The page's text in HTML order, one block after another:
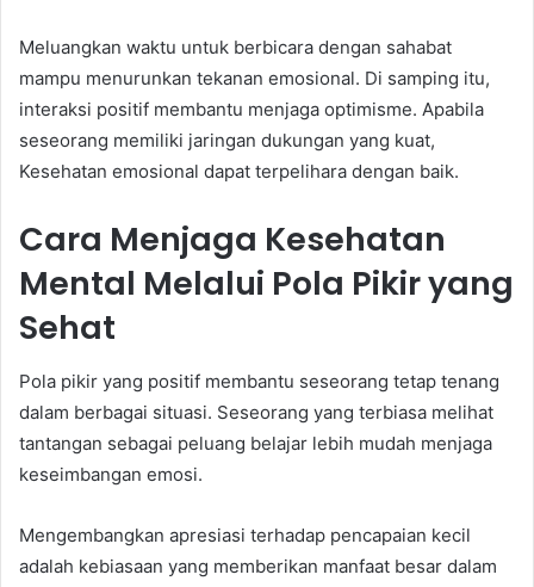
Meluangkan waktu untuk berbicara dengan sahabat
mampu menurunkan tekanan emosional. Di samping itu,
interaksi positif membantu menjaga optimisme. Apabila
seseorang memiliki jaringan dukungan yang kuat,
Kesehatan emosional dapat terpelihara dengan baik.
Cara Menjaga Kesehatan
Mental Melalui Pola Pikir yang
Sehat
Pola pikir yang positif membantu seseorang tetap tenang
dalam berbagai situasi. Seseorang yang terbiasa melihat
tantangan sebagai peluang belajar lebih mudah menjaga
keseimbangan emosi.
Mengembangkan apresiasi terhadap pencapaian kecil
adalah kebiasaan yang memberikan manfaat besar dalam